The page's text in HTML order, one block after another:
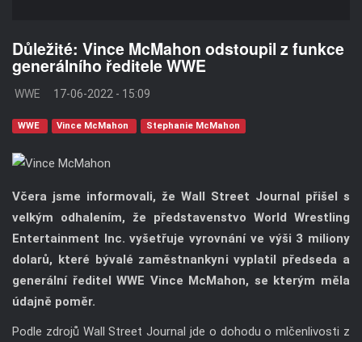
Důležité: Vince McMahon odstoupil z funkce
generálního ředitele WWE
WWE 17-06-2022 - 15:09
WWE Vince McMahon Stephanie McMahon
Včera jsme informovali, že Wall Street Journal přišel s
velkým odhalením, že představenstvo World Wrestling
Entertainment Inc. vyšetřuje vyrovnání ve výši 3 miliony
dolarů, které bývalé zaměstnankyni vyplatil předseda a
generální ředitel WWE Vince McMahon, se kterým měla
údajně poměr.
Podle zdrojů Wall Street Journal jde o dohodu o mlčenlivosti z